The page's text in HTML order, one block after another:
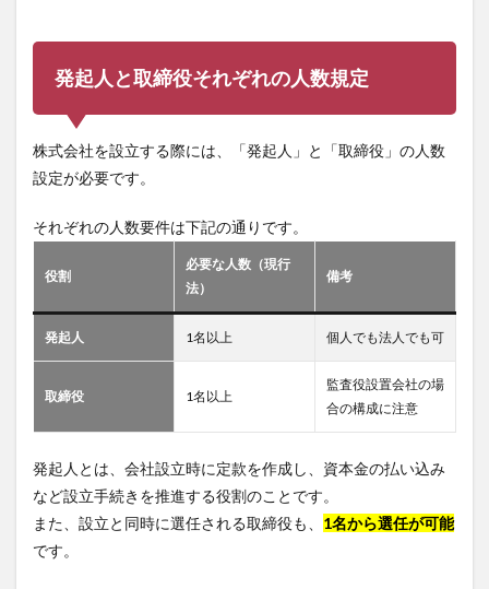
発起人と取締役それぞれの人数規定
株式会社を設立する際には、「発起人」と「取締役」の人数
設定が必要です。
それぞれの人数要件は下記の通りです。
役割
必要な人数（現行
法）
備考
発起人 1名以上 個人でも法人でも可
取締役 1名以上
監査役設置会社の場
合の構成に注意
発起人とは、会社設立時に定款を作成し、資本金の払い込み
など設立手続きを推進する役割のことです。
また、設立と同時に選任される取締役も、 1名から選任が可能
です。